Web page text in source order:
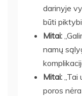
darinyje
būti
Mitai:
namų
Mitai:
poros